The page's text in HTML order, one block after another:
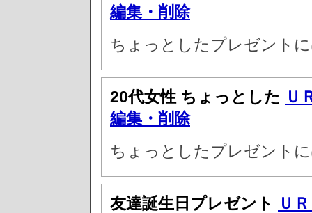
編集・削除
ちょっとしたプレゼント
20代女性 ちょっとした Ｕ
編集・削除
ちょっとしたプレゼント
友達誕生日プレゼント
Ｕ